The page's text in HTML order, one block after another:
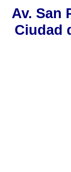
Av. San
Ciudad